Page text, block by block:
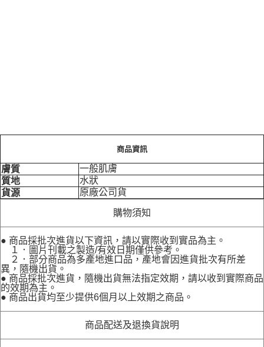
商品資訊
膚質
一般肌膚
質地
水狀
貨源
原廠公司貨
購物須知
● 商品採批次進貨以下資訊，請以實際收到實品為主。
１．圖片刊載之製造/有效日期僅供參考。
２．部分商品為多產地進口品，產地會因進貨批次有所差
異，隨機出貨。
● 商品採批次進貨，隨機出貨無法指定效期，請以收到實際商品
的效期為主。
● 商品出貨均至少提供6個月以上效期之商品。
商品配送及退換貨說明